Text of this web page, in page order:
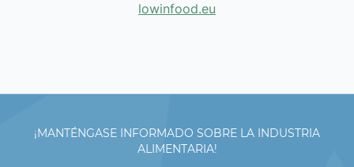
lowinfood.eu
¡MANTÉNGASE INFORMADO SOBRE LA INDUSTRIA
ALIMENTARIA!